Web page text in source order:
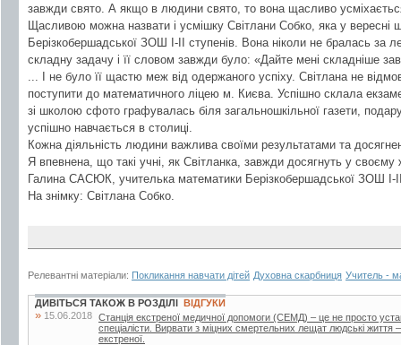
завжди свято. А якщо в людини свято, то вона щасливо
Щасливою можна назвати і усмішку Світлани Собко, яка у
Берізкобершадської ЗОШ І-ІІ ступенів. Вона ніколи не бралась за
складну задачу і її словом завжди було: «Дайте мені складніше
... І не було її щастю меж від одержаного успіху. Світлана не
поступити до математичного ліцею м. Києва. Успішно склала
зі школою сфото графувалась біля загальношкільної газети,
успішно навчається в столиці.
Кожна діяльність людини важлива своїми результатами та
Я впевнена, що такі учні, як Світланка, завжди досягнуть у своєму
Галина САСЮК, учителька математики Берізкобершадської ЗОШ І-
На знімку: Світлана Собко.
Релевантні матеріали: Покликання навчати дітей Духовна скарбниця Учитель -
ДИВІТЬСЯ ТАКОЖ В РОЗДІЛІ ВІДГУКИ
» 15.06.2018 Станція екстреної медичної допомоги (СЕМД) – це не просто
спеціалісти. Вирвати з міцних смертельних лещат людські життя
екстреної.